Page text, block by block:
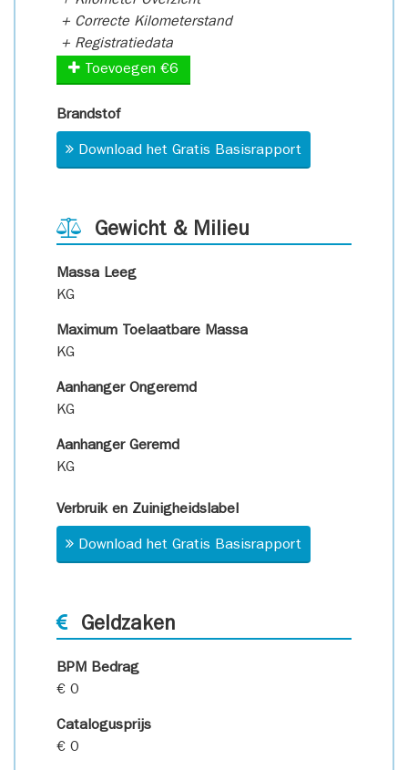
+ Correcte Kilometerstand
+ Registratiedata
Toevoegen €6
Brandstof
Download het Gratis Basisrapport
Gewicht & Milieu
Massa Leeg
KG
Maximum Toelaatbare Massa
KG
Aanhanger Ongeremd
KG
Aanhanger Geremd
KG
Verbruik en Zuinigheidslabel
Download het Gratis Basisrapport
Geldzaken
BPM Bedrag
€ 0
Catalogusprijs
€ 0